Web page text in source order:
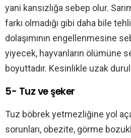
yani kansızlığa sebep olur.
farkı olmadığı gibi daha bile
dolaşımının engellenmesine
yiyecek, hayvanların ölümüne
boyuttadır. Kesinlikle uzak
5- Tuz ve şeker
Tuz böbrek yetmezliğine yol
sorunları, obezite, görme